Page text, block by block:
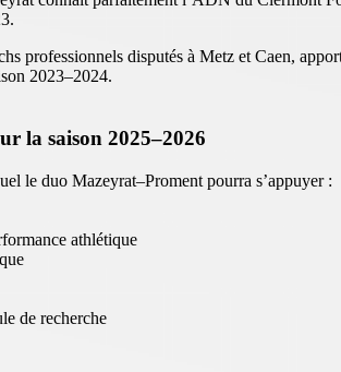
professionnels disputés à Metz et Caen,
2023–2024.
la saison 2025–2026
le duo Mazeyrat–Proment pourra s’appuyer :
athlétique
de recherche